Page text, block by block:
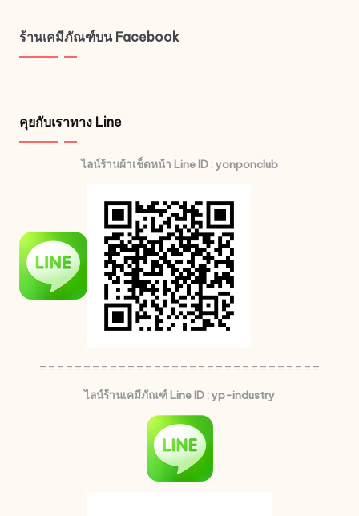
ร้านเคมีภัณฑ์บน Facebook
คุยกับเราทาง Line
ไลน์ร้านผ้าเช็ดหน้า Line ID : yonponclub
================================
ไลน์ร้านเคมีภัณฑ์ Line ID : yp-industry